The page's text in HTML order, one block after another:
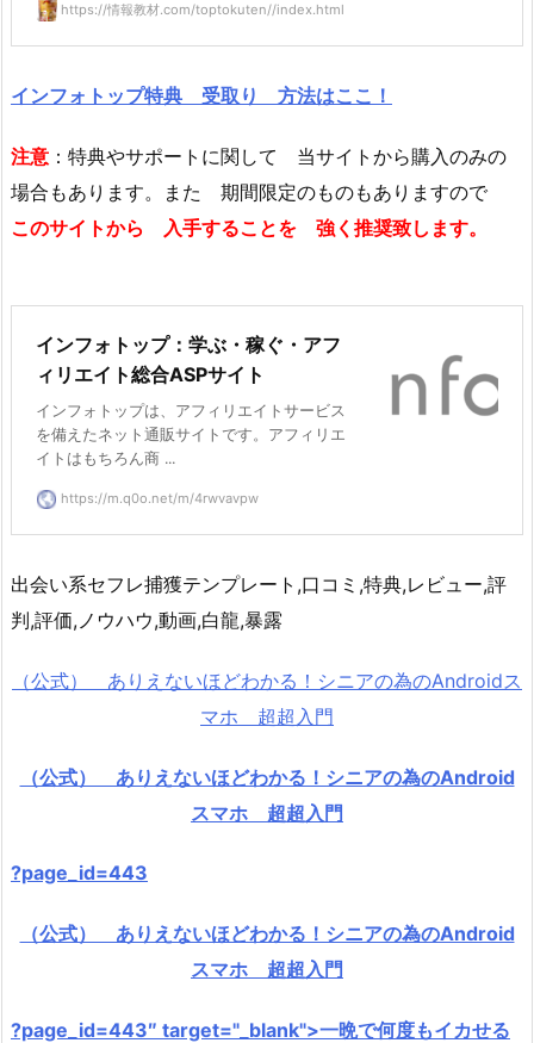
https://情報教材.com/toptokuten//index.html
インフォトップ特典 受取り 方法はここ！
注意 ：特典やサポートに関して 当サイトから購入のみの
場合もあります。また 期間限定のものもありますので
このサイトから 入手することを 強く推奨致します。
インフォトップ：学ぶ・稼ぐ・アフ
ィリエイト総合ASPサイト
インフォトップは、アフィリエイトサービス
を備えたネット通販サイトです。アフィリエ
イトはもちろん商 ...
https://m.q0o.net/m/4rwvavpw
出会い系セフレ捕獲テンプレート,口コミ,特典,レビュー,評
判,評価,ノウハウ,動画,白龍,暴露
（公式） ありえないほどわかる！シニアの為のAndroidス
マホ 超超入門
（公式） ありえないほどわかる！シニアの為のAndroid
スマホ 超超入門
?page_id=443
（公式） ありえないほどわかる！シニアの為のAndroid
スマホ 超超入門
?page_id=443″ target="_blank">一晩で何度もイカせる